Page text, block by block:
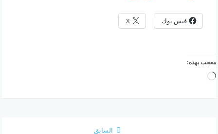
فيس بوك X
معجب بهذه:
جاري
السابق